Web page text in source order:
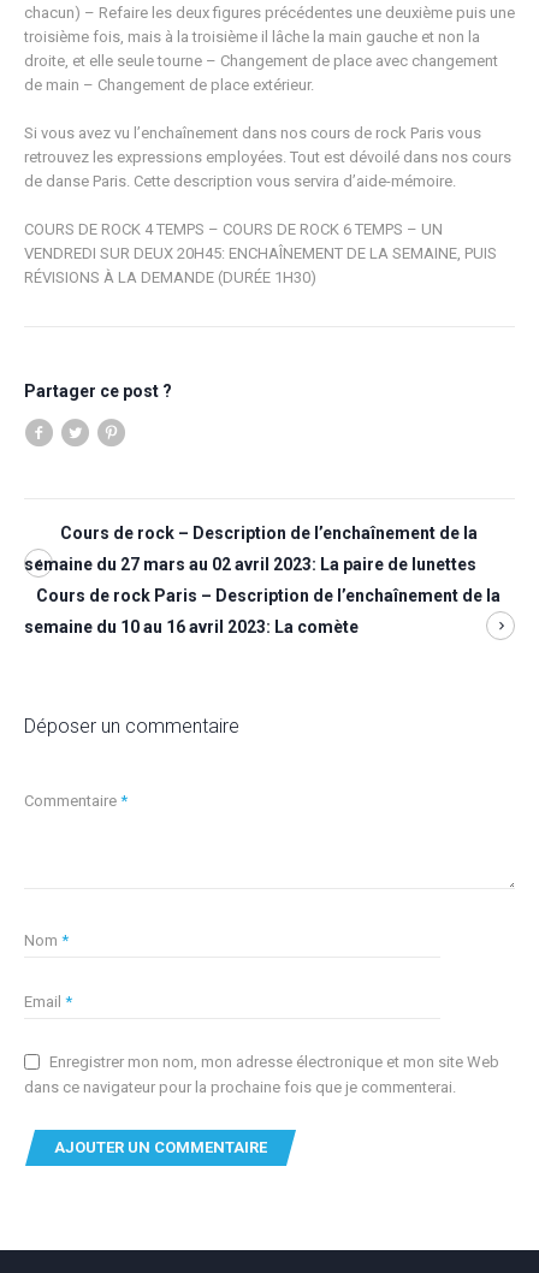
chacun) – Refaire les deux figures précédentes une deuxième puis une
troisième fois, mais à la troisième il lâche la main gauche et non la
droite, et elle seule tourne – Changement de place avec changement
de main – Changement de place extérieur.
Si vous avez vu l’enchaînement dans nos cours de rock Paris vous
retrouvez les expressions employées. Tout est dévoilé dans nos cours
de danse Paris. Cette description vous servira d’aide-mémoire.
COURS DE ROCK 4 TEMPS – COURS DE ROCK 6 TEMPS – UN
VENDREDI SUR DEUX 20H45: ENCHAÎNEMENT DE LA SEMAINE, PUIS
RÉVISIONS À LA DEMANDE (DURÉE 1H30)
Partager ce post ?
Cours de rock – Description de l’enchaînement de la
semaine du 27 mars au 02 avril 2023: La paire de lunettes
Cours de rock Paris – Description de l’enchaînement de la
semaine du 10 au 16 avril 2023: La comète
Déposer un commentaire
Commentaire *
Nom *
Email *
Enregistrer mon nom, mon adresse électronique et mon site Web
dans ce navigateur pour la prochaine fois que je commenterai.